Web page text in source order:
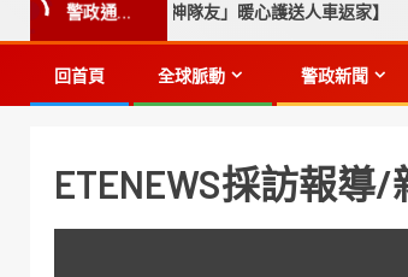
警政通...
在地神隊友」暖心護送人車返家】 旗
回首頁 全球脈動 警政新聞
ETENEWS採訪報導